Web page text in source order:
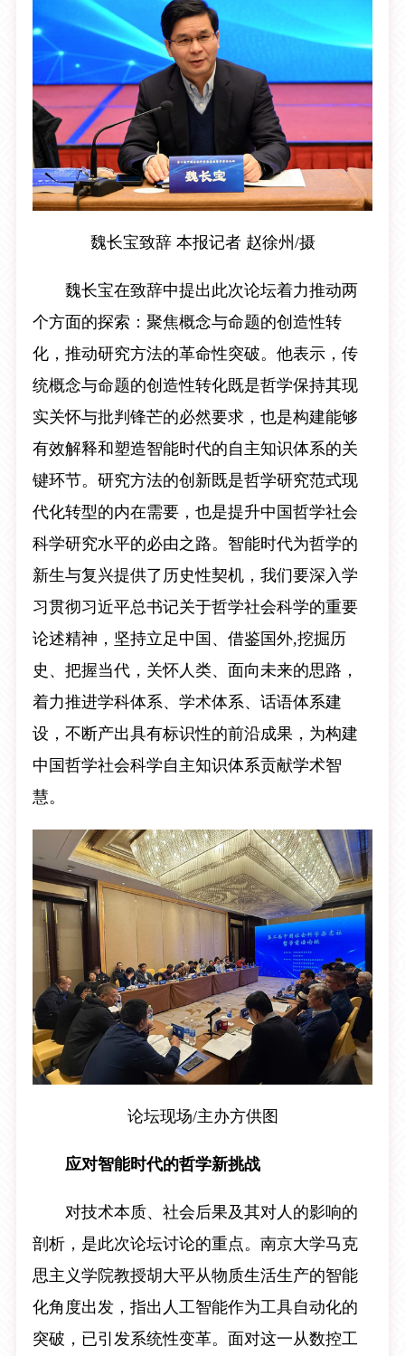
魏长宝致辞 本报记者 赵徐州/摄
魏长宝在致辞中提出此次论坛着力推动两
个方面的探索：聚焦概念与命题的创造性转
化，推动研究方法的革命性突破。他表示，传
统概念与命题的创造性转化既是哲学保持其现
实关怀与批判锋芒的必然要求，也是构建能够
有效解释和塑造智能时代的自主知识体系的关
键环节。研究方法的创新既是哲学研究范式现
代化转型的内在需要，也是提升中国哲学社会
科学研究水平的必由之路。智能时代为哲学的
新生与复兴提供了历史性契机，我们要深入学
习贯彻习近平总书记关于哲学社会科学的重要
论述精神，坚持立足中国、借鉴国外,挖掘历
史、把握当代，关怀人类、面向未来的思路，
着力推进学科体系、学术体系、话语体系建
设，不断产出具有标识性的前沿成果，为构建
中国哲学社会科学自主知识体系贡献学术智
慧。
论坛现场/主办方供图
应对智能时代的哲学新挑战
对技术本质、社会后果及其对人的影响的
剖析，是此次论坛讨论的重点。南京大学马克
思主义学院教授胡大平从物质生活生产的智能
化角度出发，指出人工智能作为工具自动化的
突破，已引发系统性变革。面对这一从数控工